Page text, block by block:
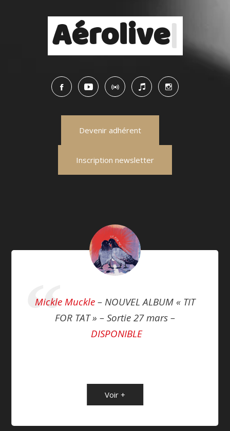
Aérolive|
Devenir adhérent
Inscription newsletter
Mickle Muckle – NOUVEL ALBUM « TIT
FOR TAT » – Sortie 27 mars –
DISPONIBLE
Voir +